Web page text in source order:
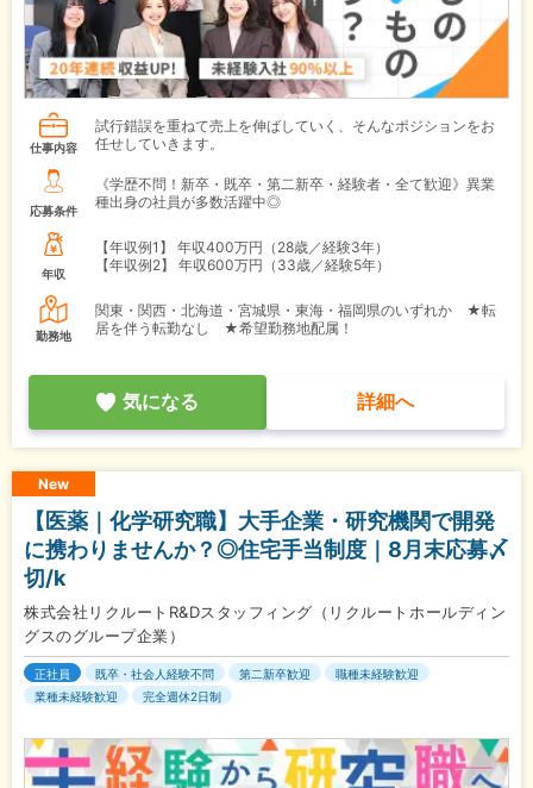
仕事内容
試行錯誤を重ねて売上を伸ばしていく、そんなポジションをお
任せしていきます。
応募条件
《学歴不問！新卒・既卒・第二新卒・経験者・全て歓迎》異業
種出身の社員が多数活躍中◎
年収
【年収例1】
年収400万円（28歳／経験3年）
【年収例2】
年収600万円（33歳／経験5年）
勤務地
関東・関西・北海道・宮城県・東海・福岡県のいずれか ★転
居を伴う転勤なし ★希望勤務地配属！
気になる 詳細へ
New
【医薬｜化学研究職】大手企業・研究機関で開発
に携わりませんか？◎住宅手当制度｜8月末応募〆
切/k
株式会社リクルートR&Dスタッフィング（リクルートホールディン
グスのグループ企業）
正社員 既卒・社会人経験不問 第二新卒歓迎
職種未経験歓迎
業種未経験歓迎
完全週休2日制